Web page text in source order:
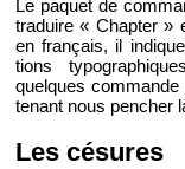
Le pa­quet de
tra­duire « Chap­ter »
en fran­çais, il
tions
quelques
te­nant nous pen­cher
Les cé­sures